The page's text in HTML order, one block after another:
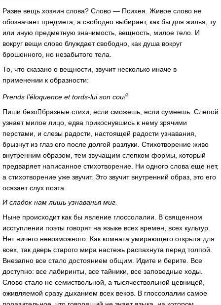
Разве вещь хозяин слова? Слово — Психея. Живое слово не
обозначает предмета, а свободно выбирает, как бы для жилья, ту
или иную предметную значимость, вещность, милое тело. И
вокруг вещи слово блуждает свободно, как душа вокруг
брошенного, но незабытого тела.
То, что сказано о вещности, звучит несколько иначе в
применении к образности:
Prends l’éloquence et tords-lui son cou!3
Пиши безобразные стихи, если сможешь, если сумеешь. Слепой
узнает милое лицо, едва прикоснувшись к нему зрячими
перстами, и слезы радости, настоящей радости узнавания,
брызнут из глаз его после долгой разлуки. Стихотворение живо
внутренним образом, тем звучащим слепком формы, который
предваряет написанное стихотворение. Ни одного слова еще нет,
а стихотворение уже звучит. Это звучит внутренний образ, это его
осязает слух поэта.
И сладок нам лишь узнаванья миг.
Ныне происходит как бы явление глоссолалии. В священном
исступлении поэты говорят на языке всех времен, всех культур.
Нет ничего невозможного. Как комната умирающего открыта для
всех, так дверь старого мира настежь распахнута перед толпой.
Внезапно все стало достоянием общим. Идите и берите. Все
доступно: все лабиринты, все тайники, все заповедные ходы.
Слово стало не семиствольной, а тысячествольной цевницей,
оживляемой сразу дыханием всех веков. В глоссолалии самое